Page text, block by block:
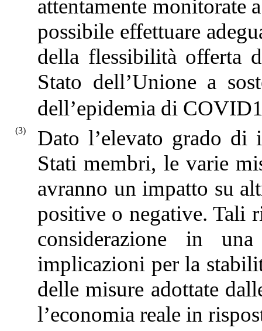
attentamente monitorate
possibile effettuare
della flessibilità offerta
Stato dell’Unione a
dell’epidemia di
(3)
Dato l’elevato grado di
Stati membri, le varie
avranno un impatto su
positive o negative. Tali
considerazione in
implicazioni per la
delle misure adottate
l’economia reale in